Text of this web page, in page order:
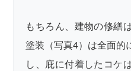
もちろん、建物の修繕
塗装（写真4）は全面的
し、庇に付着したコケ